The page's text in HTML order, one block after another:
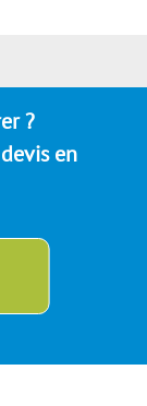
?
en